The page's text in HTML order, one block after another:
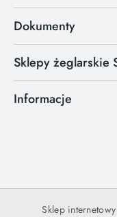
Dokumenty
Sklepy żeglarskie
Informacje
Sklep